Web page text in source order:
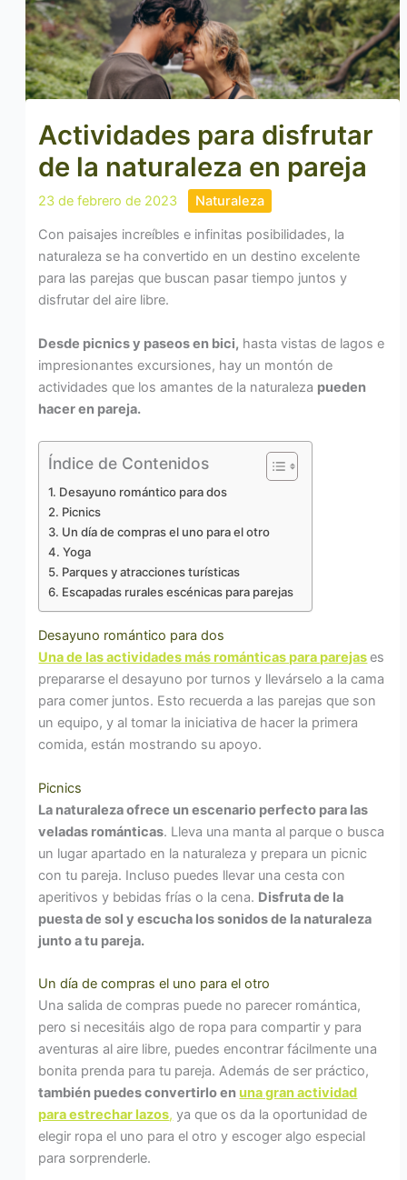
Actividades para disfrutar
de la naturaleza en pareja
23 de febrero de 2023 Naturaleza
Con paisajes increíbles e infinitas posibilidades, la
naturaleza se ha convertido en un destino excelente
para las parejas que buscan pasar tiempo juntos y
disfrutar del aire libre.
Desde picnics y paseos en bici, hasta vistas de lagos e
impresionantes excursiones, hay un montón de
actividades que los amantes de la naturaleza pueden
hacer en pareja.
Índice de Contenidos
Desayuno romántico para dos
Picnics
Un día de compras el uno para el otro
Yoga
Parques y atracciones turísticas
Escapadas rurales escénicas para parejas
Desayuno romántico para dos
Una de las actividades más románticas para parejases
prepararse el desayuno por turnos y llevárselo a la cama
para comer juntos. Esto recuerda a las parejas que son
un equipo, y al tomar la iniciativa de hacer la primera
comida, están mostrando su apoyo.
Picnics
La naturaleza ofrece un escenario perfecto para las
veladas románticas. Lleva una manta al parque o busca
un lugar apartado en la naturaleza y prepara un picnic
con tu pareja. Incluso puedes llevar una cesta con
aperitivos y bebidas frías o la cena. Disfruta de la
puesta de sol y escucha los sonidos de la naturaleza
junto a tu pareja.
Un día de compras el uno para el otro
Una salida de compras puede no parecer romántica,
pero si necesitáis algo de ropa para compartir y para
aventuras al aire libre, puedes encontrar fácilmente una
bonita prenda para tu pareja. Además de ser práctico,
también puedes convertirlo enuna gran actividad
para estrechar lazos, ya que os da la oportunidad de
elegir ropa el uno para el otro y escoger algo especial
para sorprenderle.